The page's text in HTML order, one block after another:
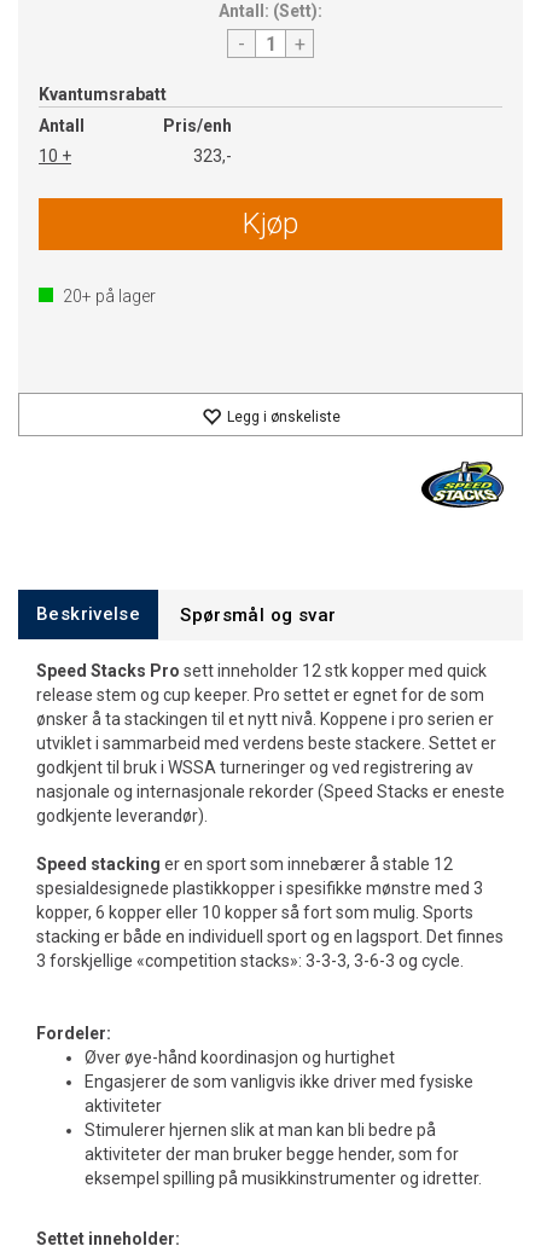
Antall: (Sett):
- +
Kvantumsrabatt
Antall
Pris/enh
10 +
323,-
Kjøp
20+ på lager
Legg i ønskeliste
Beskrivelse Spørsmål og svar
Speed Stacks Pro sett inneholder 12 stk kopper med quick
release stem og cup keeper. Pro settet er egnet for de som
ønsker å ta stackingen til et nytt nivå. Koppene i pro serien er
utviklet i sammarbeid med verdens beste stackere. Settet er
godkjent til bruk i WSSA turneringer og ved registrering av
nasjonale og internasjonale rekorder (Speed Stacks er eneste
godkjente leverandør).
Speed stacking er en sport som innebærer å stable 12
spesialdesignede plastikkopper i spesifikke mønstre med 3
kopper, 6 kopper eller 10 kopper så fort som mulig. Sports
stacking er både en individuell sport og en lagsport. Det finnes
3 forskjellige «competition stacks»: 3-3-3, 3-6-3 og cycle.
Fordeler:
Øver øye-hånd koordinasjon og hurtighet
Engasjerer de som vanligvis ikke driver med fysiske
aktiviteter
Stimulerer hjernen slik at man kan bli bedre på
aktiviteter der man bruker begge hender, som for
eksempel spilling på musikkinstrumenter og idretter.
Settet inneholder: